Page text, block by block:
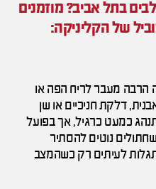
בתל אביב? מוזמנים
של הקליניקה:
הרבה מעבר לריח הפה או
דלקת חניכיים או שן
כמעט כרגיל, אך בפועל
נוטים להסתיר
לעיתים רק כשהמצב